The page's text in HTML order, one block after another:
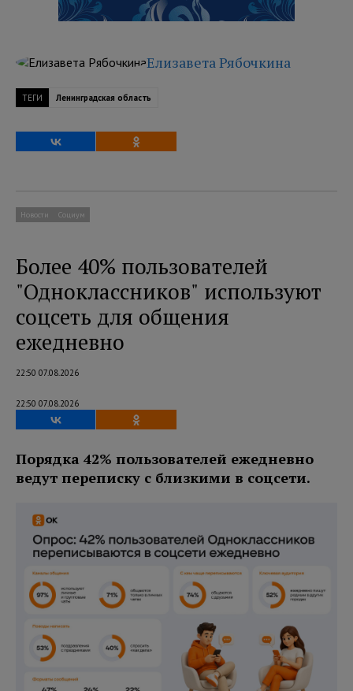
Елизавета Рябочкина
ТЕГИ Ленинградская область
Новости Социум
Более 40% пользователей
"Одноклассников" используют
соцсеть для общения
ежедневно
22:50 07.08.2026
22:50 07.08.2026
Порядка 42% пользователей ежедневно
ведут переписку с близкими в соцсети.